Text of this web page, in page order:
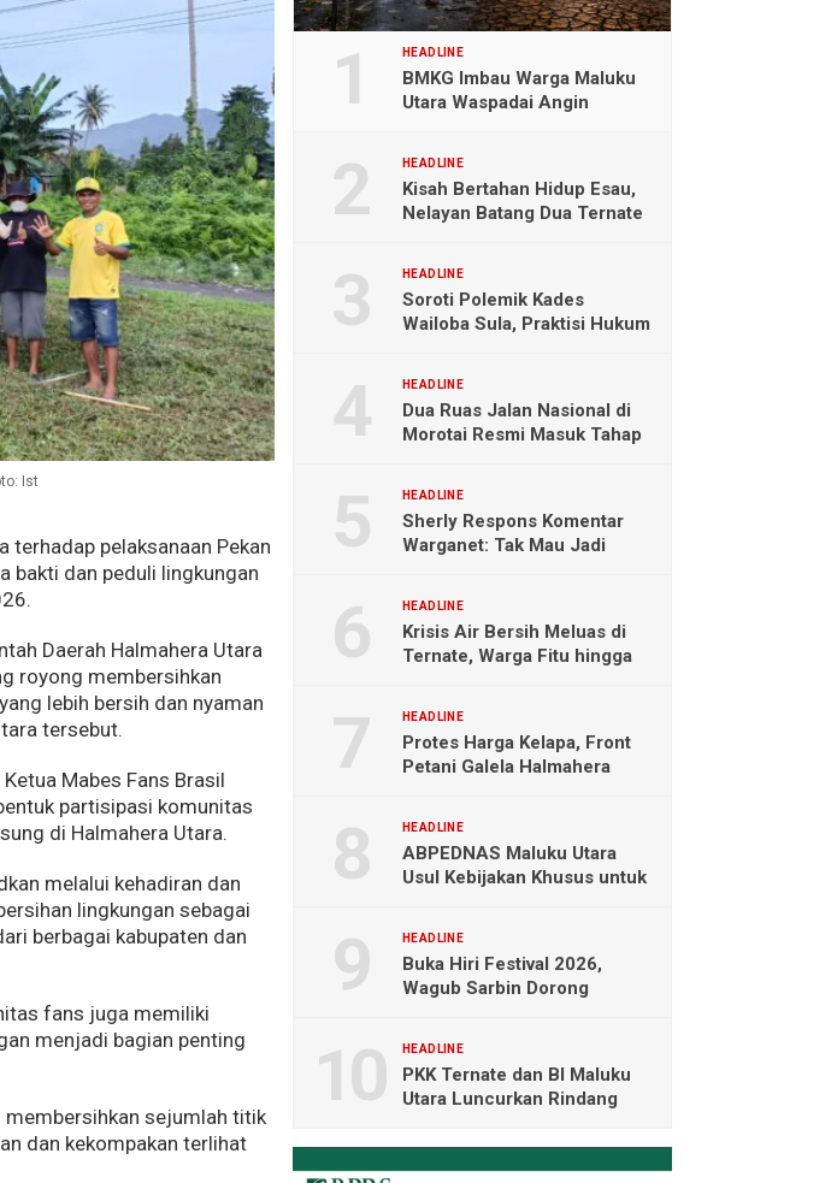
Ist
terhadap pelaksanaan Pekan
bakti dan peduli lingkungan
Daerah Halmahera Utara
royong membersihkan
lebih bersih dan nyaman
tersebut.
Mabes Fans Brasil
partisipasi komunitas
di Halmahera Utara.
melalui kehadiran dan
lingkungan sebagai
berbagai kabupaten dan
fans juga memiliki
menjadi bagian penting
membersihkan sejumlah titik
dan kekompakan terlihat
HEADLINE
BMKG Imbau Warga Maluku
Utara Waspadai Angin
HEADLINE
Kisah Bertahan Hidup Esau,
Nelayan Batang Dua Ternate
HEADLINE
Soroti Polemik Kades
Wailoba Sula, Praktisi Hukum
HEADLINE
Dua Ruas Jalan Nasional di
Morotai Resmi Masuk Tahap
HEADLINE
Sherly Respons Komentar
Warganet: Tak Mau Jadi
HEADLINE
Krisis Air Bersih Meluas di
Ternate, Warga Fitu hingga
HEADLINE
Protes Harga Kelapa, Front
Petani Galela Halmahera
HEADLINE
ABPEDNAS Maluku Utara
Usul Kebijakan Khusus untuk
HEADLINE
Buka Hiri Festival 2026,
Wagub Sarbin Dorong
HEADLINE
PKK Ternate dan BI Maluku
Utara Luncurkan Rindang
Pangan